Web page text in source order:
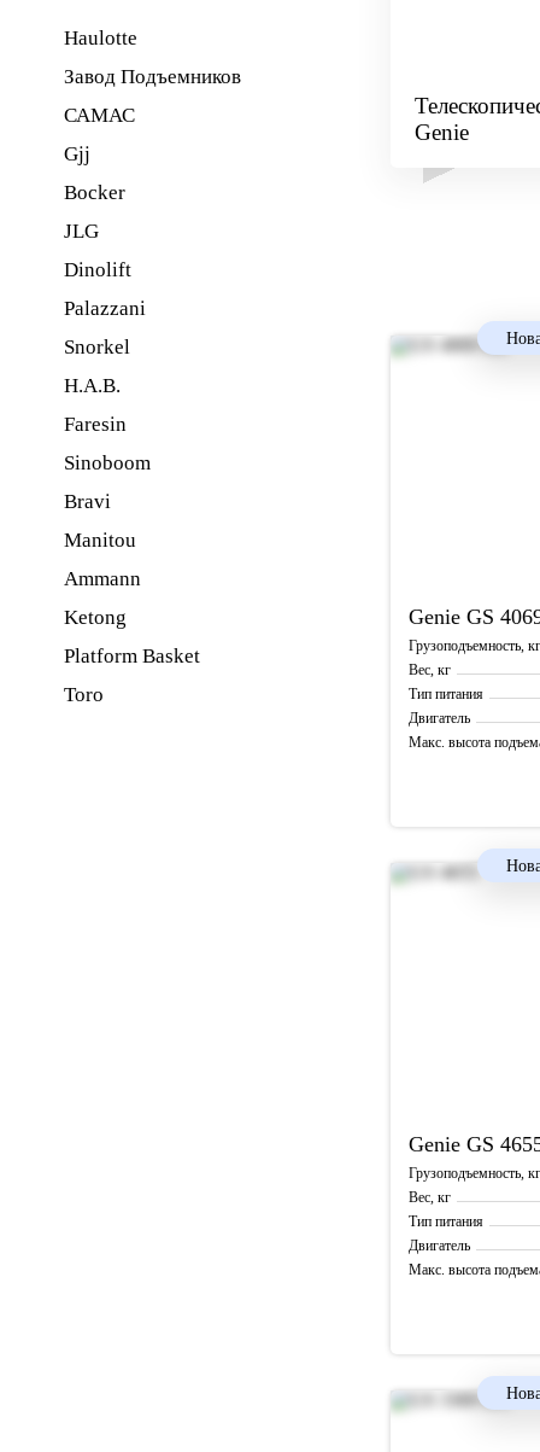
Haulotte
Завод Подъемников
САМАС
Gjj
Bocker
JLG
Dinolift
Palazzani
Snorkel
H.A.B.
Faresin
Sinoboom
Bravi
Manitou
Ammann
Ketong
Platform Basket
Toro
Genie
Genie GS
Грузоподъемность, кг
Вес, кг
Тип питания
Двигатель
Макс. высота
Genie GS
Грузоподъемность, кг
Вес, кг
Тип питания
Двигатель
Макс. высота